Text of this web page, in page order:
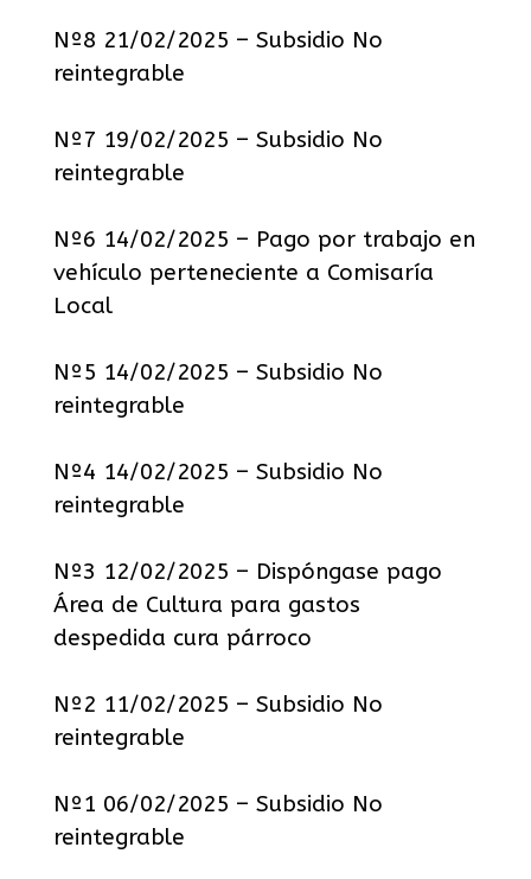
Nº8 21/02/2025 – Subsidio No
reintegrable
Nº7 19/02/2025 – Subsidio No
reintegrable
Nº6 14/02/2025 – Pago por trabajo en
vehículo perteneciente a Comisaría
Local
Nº5 14/02/2025 – Subsidio No
reintegrable
Nº4 14/02/2025 – Subsidio No
reintegrable
Nº3 12/02/2025 – Dispóngase pago
Área de Cultura para gastos
despedida cura párroco
Nº2 11/02/2025 – Subsidio No
reintegrable
Nº1 06/02/2025 – Subsidio No
reintegrable